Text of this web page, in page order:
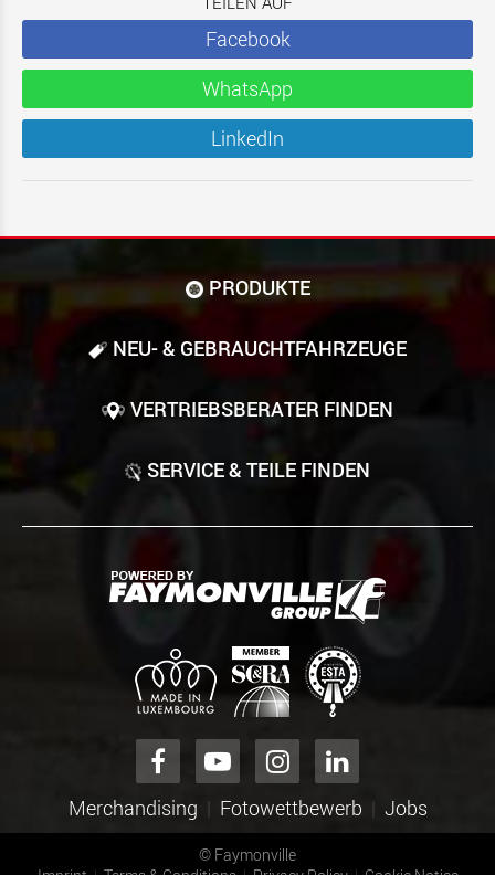
Facebook
WhatsApp
LinkedIn
PRODUKTE
NEU- & GEBRAUCHT­FAHRZEUGE
VERTRIEBSBERATER FINDEN
SERVICE & TEILE FINDEN
Merchandising Fotowettbewerb Jobs
© Faymonville